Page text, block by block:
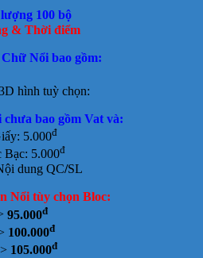
tại
tphcm
100 bộ
& Thời điểm
Nổi bao gồm:
hình tuỳ chọn:
bao gồm Vat và:
5.000đ
Bạc: 5.000đ
dung QC/SL
Nổi tùy chọn Bloc:
95.000đ
100.000đ
105.000đ